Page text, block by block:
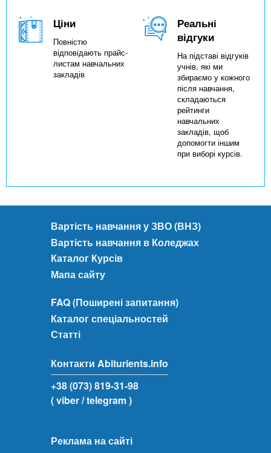
Ціни
Повністю
відповідають прайс-
листам навчальних
закладів
Реальні
відгуки
На підставі відгуків
учнів, які ми
збираємо у кожного
після навчання,
складаються
рейтинги
навчальних
закладів, щоб
допомогти іншим
при виборі курсів.
Вартість навчання у ЗВО (ВНЗ)
Вартість навчання в Коледжах
Каталог Курсів
Мапа сайту
FAQ (Поширені запитання)
Каталог спеціальностей
Статті
Контакти Abiturients.info
+38 (073) 819-31-98
( viber/ telegram )
Реклама на сайті